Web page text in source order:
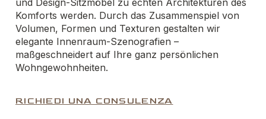
und Design-Sitzmöbel zu echten Architekturen des
Komforts werden. Durch das Zusammenspiel von
Volumen, Formen und Texturen gestalten wir
elegante Innenraum-Szenografien –
maßgeschneidert auf Ihre ganz persönlichen
Wohngewohnheiten.
RICHIEDI UNA CONSULENZA